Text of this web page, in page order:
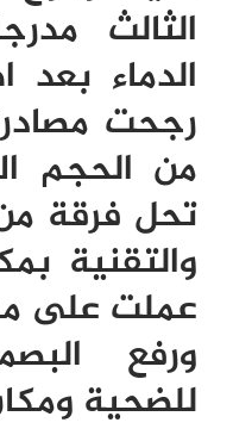
الثالث
الدماء بعد
رجحت
من الحجم
تحل فرقة
والتقنية
عملت على
ورفع
للضحية